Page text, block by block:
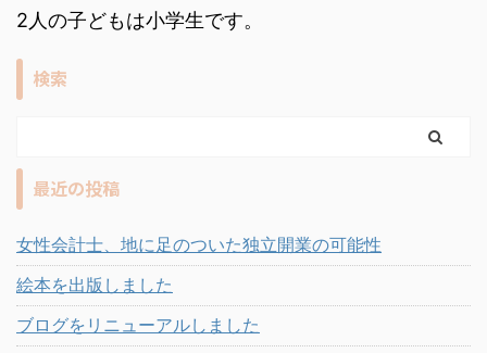
2人の子どもは小学生です。
検索
最近の投稿
女性会計士、地に足のついた独立開業の可能性
絵本を出版しました
ブログをリニューアルしました